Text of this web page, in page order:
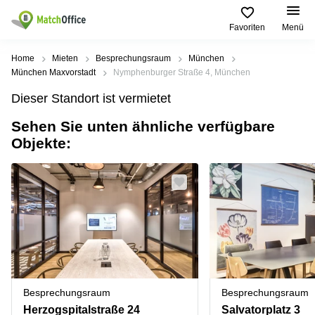
Favoriten Menü
Mieten / Vermieten
Produktseiten
Büro
mieten
center
Coworking
Space
Seminarraum
Virtuelles
Büro
Beliebte
Städte
Büro
mieten
Geschäftsadresse
Hamburg
Geschäftsadresse
mieten
Düsseldorf
Geschäftsadresse
Stuttgart
Büro
Beliebte
Suchanfragen
Regus
Dortmund
Ruhrallee
9
Dortmund
Office Club
Ballindamm
3
Rahel-
Hirsch-
Straße
Hilfe
Über uns
Büro vermieten
Preis
Log-in
Home Mieten Besprechungsraum
München
München Maxvorstadt
Nymphenburger Straße 4, München
Dieser Standort ist vermietet
Sehen Sie unten ähnliche verfügbare
Objekte:
Besprechungsraum
Herzogspitalstraße 24
Besprechungsraum
Salvatorplatz 3